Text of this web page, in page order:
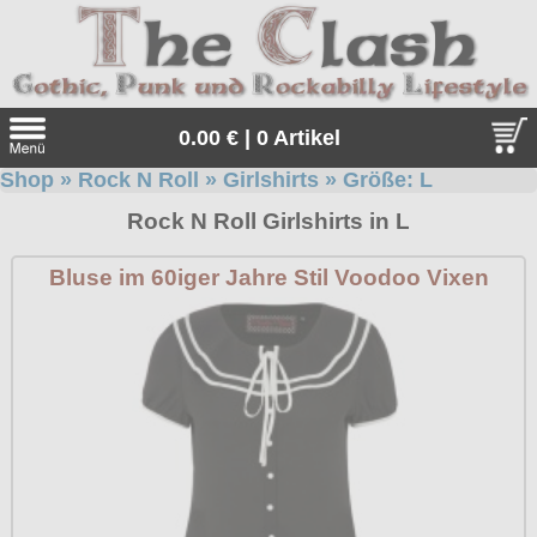
0.00 € | 0 Artikel
Angebote
Sonderangebote
Geschenketipps
Gratis
Kleidung/Gothic
alle Artikel
Punkrock
Shop » Rock N Roll » Girlshirts » Größe: L
Rock N Roll Girlshirts in L
Bluse im 60iger Jahre Stil Voodoo Vixen